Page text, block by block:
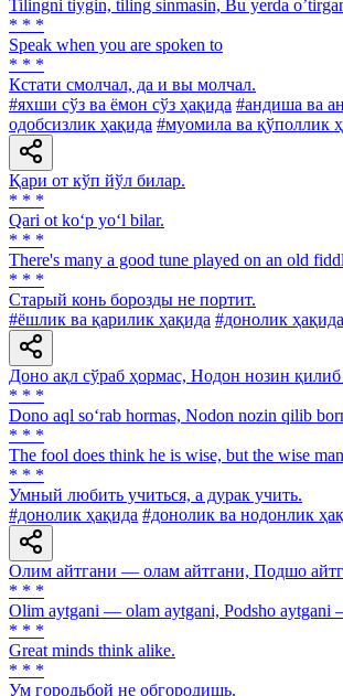
Tilingni tiygin, tiling sinmasin, Bu yerda
* * *
Speak when you are spoken to
* * *
Кстати смолчал, да и вы молчал.
#яхши сўз ва ёмон сўз ҳақида #андиша ва
одобсизлик ҳақида #муомила ва қўполлик
Қари от кўп йўл билар.
* * *
Qari ot ko‘p yo‘l bilar.
* * *
There's many a good tune played on an old
* * *
Старый конь борозды не портит.
#ёшлик ва қарилик ҳақида #донолик ҳақида
Доно ақл сўраб ҳормас, Нодон нозин қилиб
* * *
Dono aql so‘rab hormas, Nodon nozin qilib
* * *
The fool does think he is wise, but the wise
* * *
Умный любить учиться, а дурак учить.
#донолик ҳақида #донолик ва нодонлик
Олим айтгани — олам айтгани, Подшо
* * *
Olim aytgani — olam aytgani, Podsho aytgani
* * *
Great minds think alike.
* * *
Ум городьбой не обгородишь.